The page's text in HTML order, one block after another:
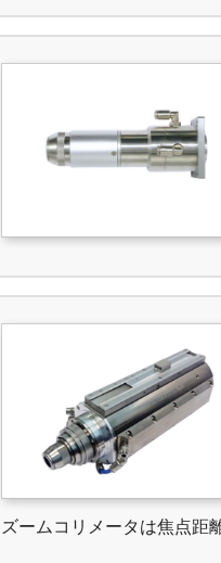
ズームコリメータは焦点距